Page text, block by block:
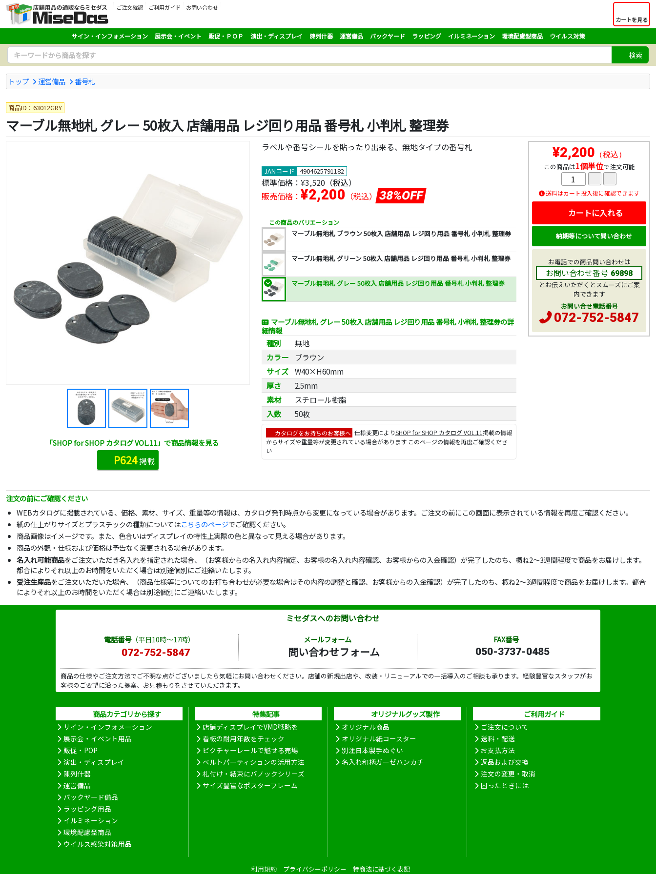
ご注文確認 ご利用ガイド
お問い合わせ
カートを見る
サイン・インフォメーション 展示会・イベント 販促・ＰＯＰ 演出・ディスプレイ 陳列什器 運営備品 バックヤード ラッピング イルミネーション 環境配慮型商品 ウイルス対策
検索
トップ 運営備品 番号札
商品ID：63012GRY
マーブル無地札 グレー 50枚入 店舗用品 レジ回り用品 番号札 小判札 整理券
ラベルや番号シールを貼ったり出来る、無地タイプの番号札
JANコード 4904625791182
標準価格： ¥3,520 （税込）
販売価格： ¥2,200 （税込） 38%OFF
この商品のバリエーション
マーブル無地札 ブラウン 50枚入 店舗用品 レジ回り用品 番号札 小判札 整理券
マーブル無地札 グリーン 50枚入 店舗用品 レジ回り用品 番号札 小判札 整理券
マーブル無地札 グレー 50枚入 店舗用品 レジ回り用品 番号札 小判札 整理券
マーブル無地札 グレー 50枚入 店舗用品 レジ回り用品 番号札 小判札 整理券の詳
細情報
種別
無地
カラー
ブラウン
サイズ W40×H60mm
厚さ
2.5mm
素材
スチロール樹脂
入数
50枚
カタログをお持ちのお客様へ 仕様変更によりSHOP for SHOP カタログ VOL.11掲載の情報
からサイズや重量等が変更されている場合があります このページの情報を再度ご確認くださ
い
¥2,200 （税込）
この商品は1個単位で注文可能
送料はカート投入後に確認できます
カートに入れる
納期等について問い合わせ
お電話での商品問い合わせは
お問い合わせ番号 69898
とお伝えいただくとスムーズにご案
内できます
お問い合せ電話番号
072-752-5847
「SHOP for SHOP カタログ VOL.11」で商品情報を見る
P624掲載
注文の前にご確認ください
WEBカタログに掲載されている、価格、素材、サイズ、重量等の情報は、カタログ発刊時点から変更になっている場合があります。ご注文の前にこの画面に表示されている情報を再度ご確認ください。
紙の仕上がりサイズとプラスチックの種類についてはこちらのページでご確認ください。
商品画像はイメージです。また、色合いはディスプレイの特性上実際の色と異なって見える場合があります。
商品の外観・仕様および価格は予告なく変更される場合があります。
名入れ可能商品をご注文いただき名入れを指定された場合、（お客様からの名入れ内容指定、お客様の名入れ内容確認、お客様からの入金確認）が完了したのち、概ね2～3週間程度で商品をお届けします。
都合によりそれ以上のお時間をいただく場合は別途個別にご連絡いたします。
受注生産品をご注文いただいた場合、（商品仕様等についてのお打ち合わせが必要な場合はその内容の調整と確認、お客様からの入金確認）が完了したのち、概ね2～3週間程度で商品をお届けします。都合
によりそれ以上のお時間をいただく場合は別途個別にご連絡いたします。
ミセダスへのお問い合わせ
電話番号（平日10時～17時）
072-752-5847
メールフォーム
問い合わせフォーム
FAX番号
050-3737-0485
商品の仕様やご注文方法でご不明な点がございましたら気軽にお問い合わせください。店舗の新規出店や、改装・リニューアルでの一括導入のご相談も承ります。経験豊富なスタッフがお
客様のご要望に沿った提案、お見積もりをさせていただきます。
商品カテゴリから探す
サイン・インフォメーション
展示会・イベント用品
販促・POP
演出・ディスプレイ
陳列什器
運営備品
バックヤード備品
ラッピング用品
イルミネーション
環境配慮型商品
ウイルス感染対策用品
特集記事
店舗ディスプレイでVMD戦略を
看板の耐用年数をチェック
ピクチャーレールで魅せる売場
ベルトパーティションの活用方法
札付け・結束にバノックシリーズ
サイズ豊富なポスターフレーム
オリジナルグッズ製作
オリジナル商品
オリジナル紙コースター
別注日本製手ぬぐい
名入れ和柄ガーゼハンカチ
ご利用ガイド
ご注文について
送料・配送
お支払方法
返品および交換
注文の変更・取消
困ったときには
利用規約 プライバシーポリシー 特商法に基づく表記